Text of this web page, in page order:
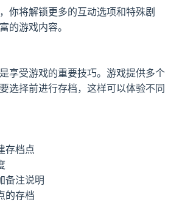
你将解锁更多的互动选项和特殊剧
的游戏内容。
享受游戏的重要技巧。游戏提供多个
选择前进行存档，这样可以体验不同
存档点
备注说明
的存档